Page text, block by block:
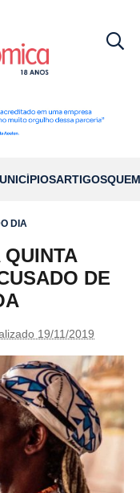
ARTIGOS
DIA
DE
19/11/2019